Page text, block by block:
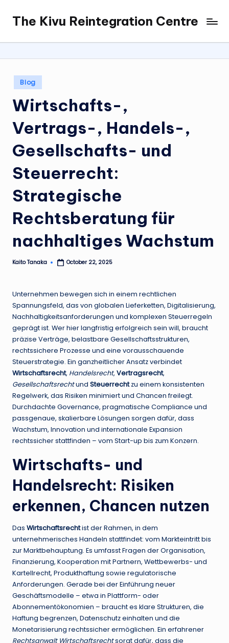
content
The Kivu Reintegration Centre
Posted
in
Blog
Wirtschafts-,
Vertrags-, Handels-,
Gesellschafts- und
Steuerrecht:
Strategische
Rechtsberatung für
nachhaltiges Wachstum
Posted
Kaito Tanaka October 22, 2025
Unternehmen bewegen sich in einem rechtlichen
Spannungsfeld, das von globalen Lieferketten, Digitalisierung,
Nachhaltigkeitsanforderungen und komplexen Steuerregeln
geprägt ist. Wer hier langfristig erfolgreich sein will, braucht
präzise Verträge, belastbare Gesellschaftsstrukturen,
rechtssichere Prozesse und eine vorausschauende
Steuerstrategie. Ein ganzheitlicher Ansatz verbindet
Wirtschaftsrecht, Handelsrecht, Vertragsrecht,
Gesellschaftsrechtund Steuerrechtzu einem konsistenten
Regelwerk, das Risiken minimiert und Chancen freilegt.
Durchdachte Governance, pragmatische Compliance und
passgenaue, skalierbare Lösungen sorgen dafür, dass
Wachstum, Innovation und internationale Expansion
rechtssicher stattfinden – vom Start-up bis zum Konzern.
Wirtschafts- und
Handelsrecht: Risiken
erkennen, Chancen nutzen
Das Wirtschaftsrechtist der Rahmen, in dem
unternehmerisches Handeln stattfindet: vom Markteintritt bis
zur Marktbehauptung. Es umfasst Fragen der Organisation,
Finanzierung, Kooperation mit Partnern, Wettbewerbs- und
Kartellrecht, Produkthaftung sowie regulatorische
Anforderungen. Gerade bei der Einführung neuer
Geschäftsmodelle – etwa in Plattform- oder
Abonnementökonomien – braucht es klare Strukturen, die
Haftung begrenzen, Datenschutz einhalten und die
Monetarisierung rechtssicher ermöglichen. Ein erfahrener
Rechtsanwalt Wirtschaftsrechtsorgt dafür, dass die